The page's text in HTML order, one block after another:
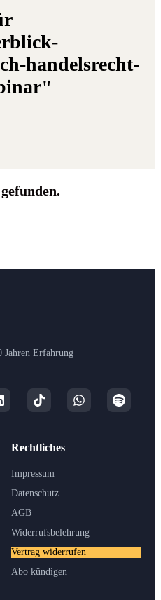
handelsrecht-
Jahren Erfahrung
Rechtliches
Impressum
Datenschutz
AGB
Widerrufsbelehrung
Vertrag widerrufen
Abo kündigen